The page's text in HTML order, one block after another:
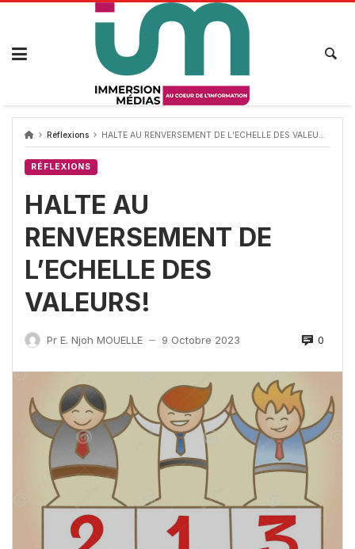
Passer
Réflexions HALTE AU RENVERSEMENT DE L’ECHELLE DES VALEURS!
RÉFLEXIONS
HALTE AU
RENVERSEMENT DE
L’ECHELLE DES
VALEURS!
Pr E. Njoh MOUELLE — 9 Octobre 2023 0